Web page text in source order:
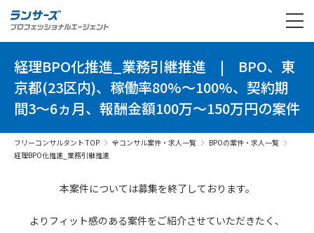
経理BPO化推進_業務引継推進 | BPO、東
京都(23区内)、稼働率80%～100%、契約期
間3～6ヵ月、報酬金額100万～150万円の案件
フリーコンサルタント TOP 全コンサル案件・求人一覧
BPOの案件・求人一覧
経理BPO化推進_業務引継推進
本案件については募集を終了しております。
よりフィット感のある案件をご紹介させていただきたく、